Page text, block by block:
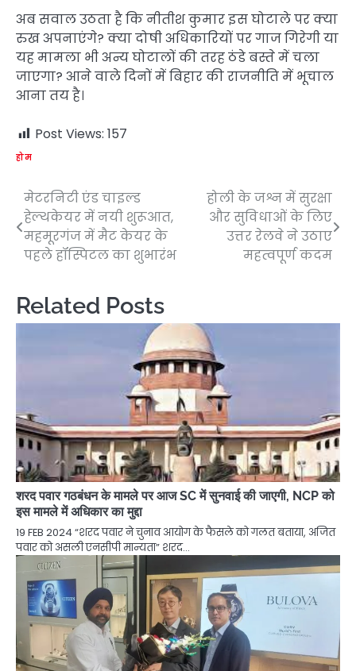
अब सवाल उठता है कि नीतीश कुमार इस घोटाले पर क्या
रुख अपनाएंगे? क्या दोषी अधिकारियों पर गाज गिरेगी या
यह मामला भी अन्य घोटालों की तरह ठंडे बस्ते में चला
जाएगा? आने वाले दिनों में बिहार की राजनीति में भूचाल
आना तय है।
Post Views: 157
होम
Post
navigation
मेटरनिटी एंड चाइल्ड
हेल्थकेयर में नयी शुरूआत,
महमूरगंज में मैट केयर के
पहले हॉस्पिटल का शुभारंभ
होली के जश्न में सुरक्षा
और सुविधाओं के लिए
उत्तर रेलवे ने उठाए
महत्वपूर्ण कदम
Related Posts
शरद पवार गठबंधन के मामले पर आज SC में सुनवाई की जाएगी, NCP को
इस मामले में अधिकार का मुद्दा
19 FEB 2024 “शरद पवार ने चुनाव आयोग के फैसले को गलत बताया, अजित
पवार को असली एनसीपी मान्यता” शरद…